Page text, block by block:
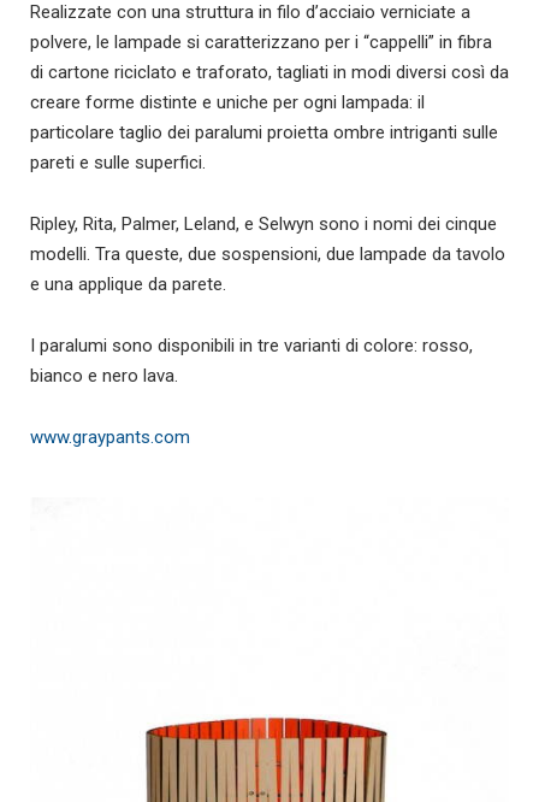
Realizzate con una struttura in filo d’acciaio verniciate a
polvere, le lampade si caratterizzano per i “cappelli” in fibra
di cartone riciclato e traforato, tagliati in modi diversi così da
creare forme distinte e uniche per ogni lampada: il
particolare taglio dei paralumi proietta ombre intriganti sulle
pareti e sulle superfici.
Ripley, Rita, Palmer, Leland, e Selwyn sono i nomi dei cinque
modelli. Tra queste, due sospensioni, due lampade da tavolo
e una applique da parete.
I paralumi sono disponibili in tre varianti di colore: rosso,
bianco e nero lava.
www.graypants.com